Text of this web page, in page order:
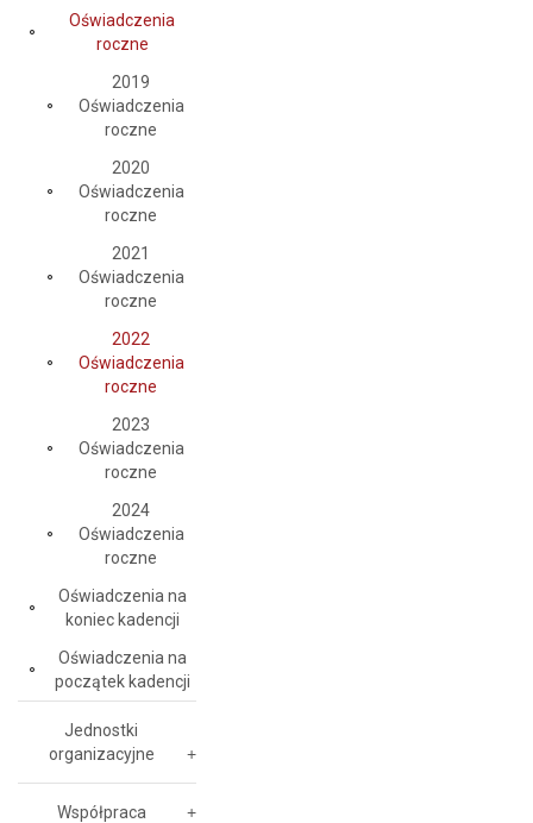
Oświadczenia
roczne
2019
Oświadczenia
roczne
2020
Oświadczenia
roczne
2021
Oświadczenia
roczne
2022
Oświadczenia
roczne
2023
Oświadczenia
roczne
2024
Oświadczenia
roczne
Oświadczenia na
koniec kadencji
Oświadczenia na
początek kadencji
Jednostki
organizacyjne
Współpraca